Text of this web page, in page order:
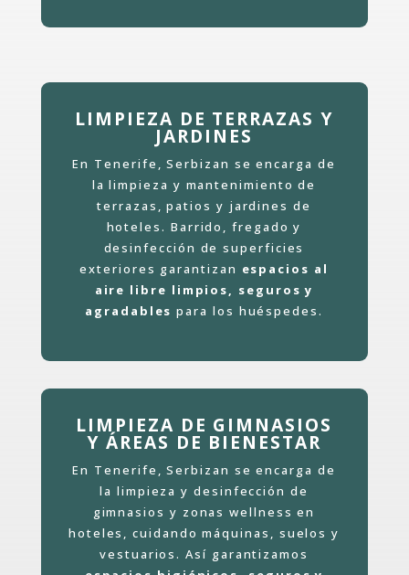
LIMPIEZA DE TERRAZAS Y
JARDINES
En Tenerife, Serbizan se encarga de
la limpieza y mantenimiento de
terrazas, patios y jardines de
hoteles. Barrido, fregado y
desinfección de superficies
exteriores garantizan espacios al
aire libre limpios, seguros y
agradables para los huéspedes.
LIMPIEZA DE GIMNASIOS
Y ÁREAS DE BIENESTAR
En Tenerife, Serbizan se encarga de
la limpieza y desinfección de
gimnasios y zonas wellness en
hoteles, cuidando máquinas, suelos y
vestuarios. Así garantizamos